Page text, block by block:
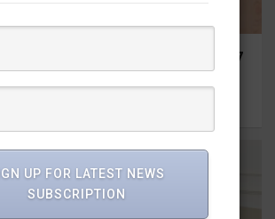
की विभिन्न विकास योजनाओं के लिए 1967
UP FOR LATEST NEWS
SUBSCRIPTION